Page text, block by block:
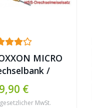
MICRO
/
SET
€
MwSt.